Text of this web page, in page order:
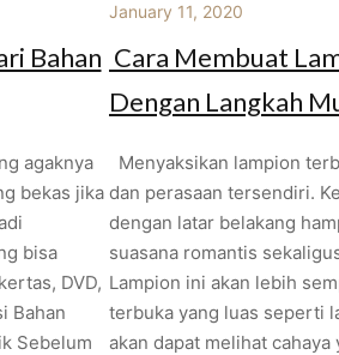
Bahan
agaknya
bekas jika
bisa
DVD,
Bahan
Sebelum
January 11, 2020
Cara Membuat
Dengan Langkah
Menyaksikan lampion
dan perasaan tersendiri.
dengan latar belakang
suasana romantis
Lampion ini akan lebih
terbuka yang luas seperti
akan dapat melihat